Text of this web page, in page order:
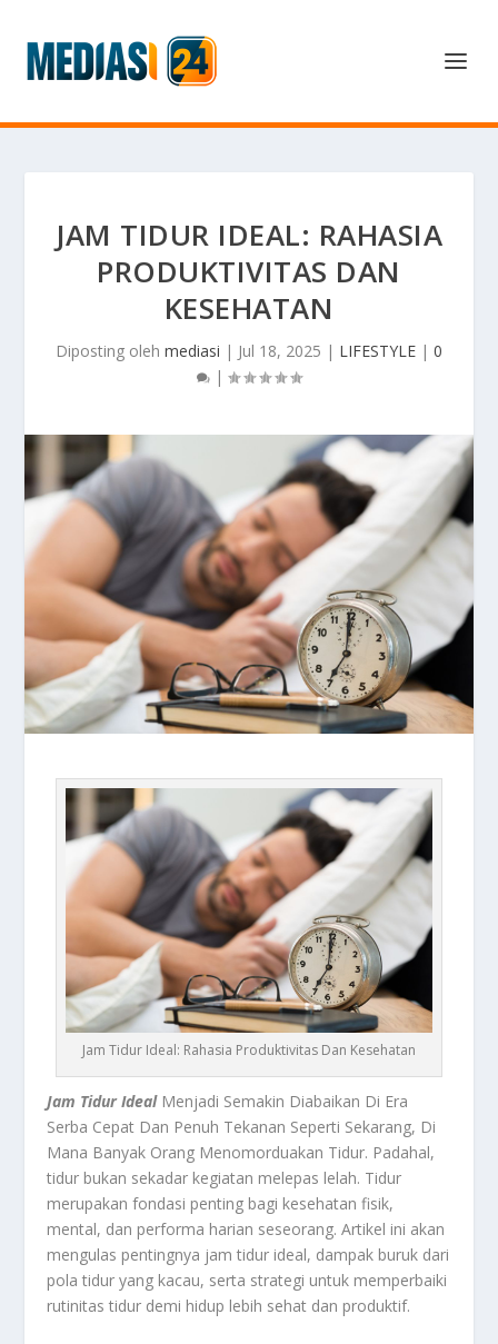
JAM TIDUR IDEAL: RAHASIA
PRODUKTIVITAS DAN
KESEHATAN
Diposting oleh mediasi | Jul 18, 2025 | LIFESTYLE | 0
|
Jam Tidur Ideal: Rahasia Produktivitas Dan Kesehatan
Jam Tidur IdealMenjadi Semakin Diabaikan Di Era
Serba Cepat Dan Penuh Tekanan Seperti Sekarang, Di
Mana Banyak Orang Menomorduakan Tidur. Padahal,
tidur bukan sekadar kegiatan melepas lelah. Tidur
merupakan fondasi penting bagi kesehatan fisik,
mental, dan performa harian seseorang. Artikel ini akan
mengulas pentingnya jam tidur ideal, dampak buruk dari
pola tidur yang kacau, serta strategi untuk memperbaiki
rutinitas tidur demi hidup lebih sehat dan produktif.